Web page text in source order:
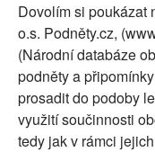
Dovolím si poukázat
o.s. Podněty.cz,
(Národní databáze
podněty a
prosadit do podoby
využití součinnosti
tedy jak v rámci